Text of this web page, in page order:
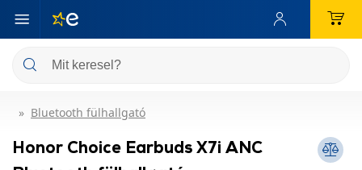
Bluetooth fülhallgató
Honor Choice Earbuds X7i ANC